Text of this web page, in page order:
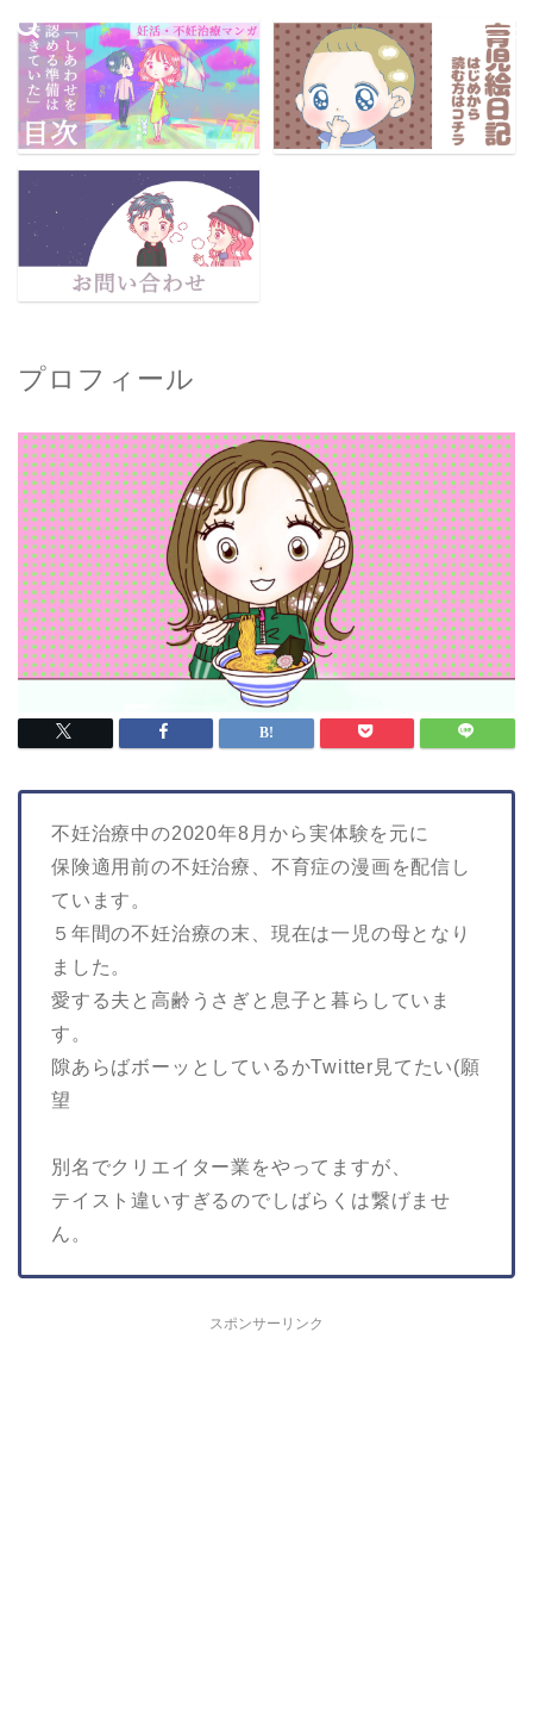
プロフィール
不妊治療中の2020年8月から実体験を元に
保険適用前の不妊治療、不育症の漫画を配信し
ています。
５年間の不妊治療の末、現在は一児の母となり
ました。
愛する夫と高齢うさぎと息子と暮らしていま
す。
隙あらばボーッとしているかTwitter見てたい(願
望
別名でクリエイター業をやってますが、
テイスト違いすぎるのでしばらくは繋げませ
ん。
スポンサーリンク